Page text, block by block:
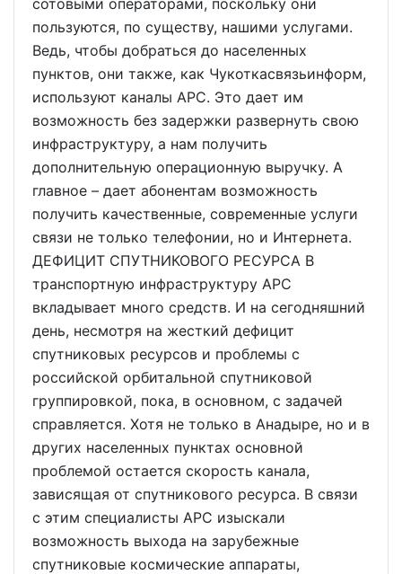
сотовыми операторами, поскольку они
пользуются, по существу, нашими услугами.
Ведь, чтобы добраться до населенных
пунктов, они также, как Чукоткасвязьинформ,
используют каналы АРС. Это дает им
возможность без задержки развернуть свою
инфраструктуру, а нам получить
дополнительную операционную выручку. А
главное – дает абонентам возможность
получить качественные, современные услуги
связи не только телефонии, но и Интернета.
ДЕФИЦИТ СПУТНИКОВОГО РЕСУРСА В
транспортную инфраструктуру АРС
вкладывает много средств. И на сегодняшний
день, несмотря на жесткий дефицит
спутниковых ресурсов и проблемы с
российской орбитальной спутниковой
группировкой, пока, в основном, с задачей
справляется. Хотя не только в Анадыре, но и в
других населенных пунктах основной
проблемой остается скорость канала,
зависящая от спутникового ресурса. В связи
с этим специалисты АРС изыскали
возможность выхода на зарубежные
спутниковые космические аппараты,